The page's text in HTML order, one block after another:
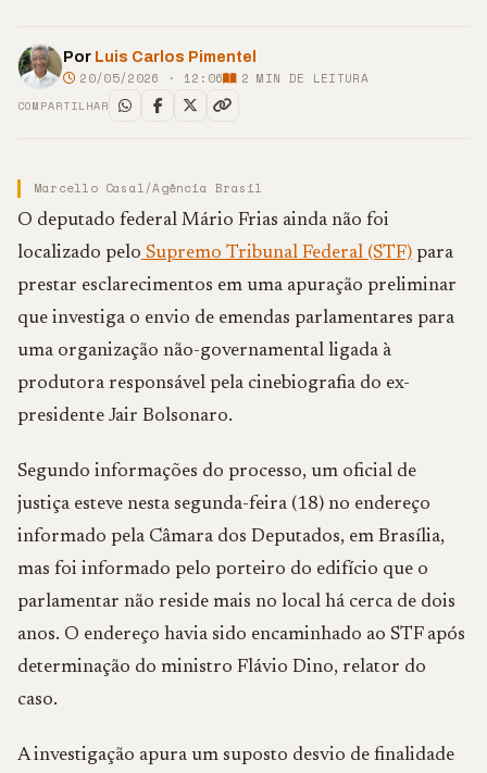
Por Luis Carlos Pimentel
20/05/2026 · 12:06 2 MIN DE LEITURA
COMPARTILHAR
Marcello Casal/Agência Brasil
O deputado federal Mário Frias ainda não foi
localizado pelo Supremo Tribunal Federal (STF) para
prestar esclarecimentos em uma apuração preliminar
que investiga o envio de emendas parlamentares para
uma organização não-governamental ligada à
produtora responsável pela cinebiografia do ex-
presidente Jair Bolsonaro.
Segundo informações do processo, um oficial de
justiça esteve nesta segunda-feira (18) no endereço
informado pela Câmara dos Deputados, em Brasília,
mas foi informado pelo porteiro do edifício que o
parlamentar não reside mais no local há cerca de dois
anos. O endereço havia sido encaminhado ao STF após
determinação do ministro Flávio Dino, relator do
caso.
A investigação apura um suposto desvio de finalidade